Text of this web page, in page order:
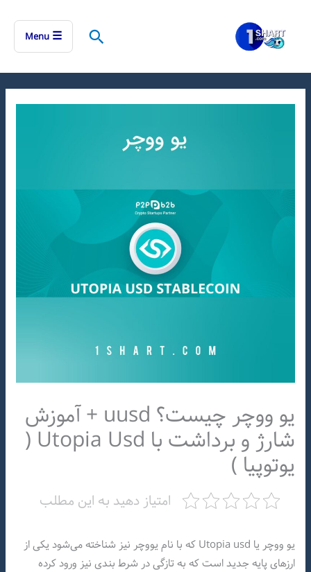
جستجو☰
Menu
یو ووچر چیست؟ uusd + آموزش
شارژ و برداشت با Utopia Usd (
یوتوپیا )
امتیاز دهید به این مطلب
یو ووچر یا Utopia usd که با نام یووچر نیز شناخته می‌شود یکی از
ارزهای پایه جدید است که به تازگی در شرط بندی نیز ورود کرده